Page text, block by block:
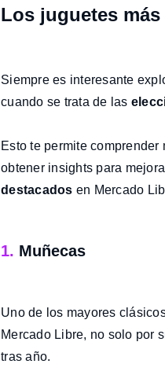
Los juguetes
Siempre es interesante
cuando se trata de las
Esto te permite
obtener insights para
destacados en Mercado
1. Muñecas
Uno de los mayores
Mercado Libre, no solo por
tras año.